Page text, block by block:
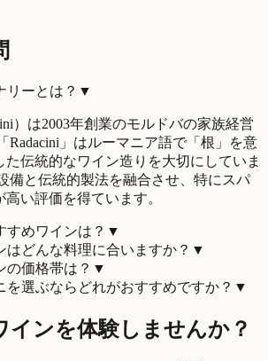
リーとは？ ▼
）は2003年創業のモルドバの家族経営
Radacini」はルーマニア語で「根」を意
た伝統的なワイン造りを大切にしていま
備と伝統的製法を融合させ、特にスパ
い評価を得ています。
すめワインは？ ▼
はどんな料理に合いますか？ ▼
の価格帯は？ ▼
を選ぶならどれがおすすめですか？ ▼
インを体験しませんか？